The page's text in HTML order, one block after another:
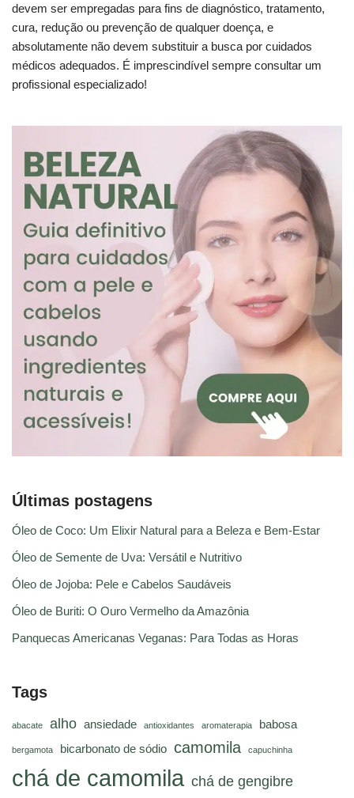
devem ser empregadas para fins de diagnóstico, tratamento,
cura, redução ou prevenção de qualquer doença, e
absolutamente não devem substituir a busca por cuidados
médicos adequados. É imprescindível sempre consultar um
profissional especializado!
Últimas postagens
Óleo de Coco: Um Elixir Natural para a Beleza e Bem-Estar
Óleo de Semente de Uva: Versátil e Nutritivo
Óleo de Jojoba: Pele e Cabelos Saudáveis
Óleo de Buriti: O Ouro Vermelho da Amazônia
Panquecas Americanas Veganas: Para Todas as Horas
Tags
abacate alho ansiedade antioxidantes aromaterapia babosa
bergamota bicarbonato de sódio camomila capuchinha
chá de camomila chá de gengibre